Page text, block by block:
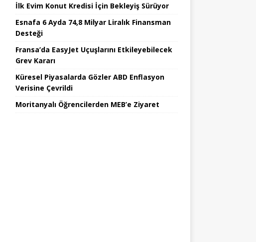
İlk Evim Konut Kredisi İçin Bekleyiş Sürüyor
Esnafa 6 Ayda 74,8 Milyar Liralık Finansman
Desteği
Fransa’da EasyJet Uçuşlarını Etkileyebilecek
Grev Kararı
Küresel Piyasalarda Gözler ABD Enflasyon
Verisine Çevrildi
Moritanyalı Öğrencilerden MEB’e Ziyaret